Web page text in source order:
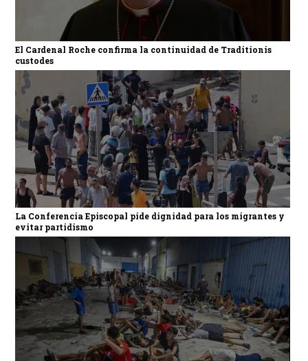
El Cardenal Roche confirma la continuidad de Traditionis
custodes
La Conferencia Episcopal pide dignidad para los migrantes y
evitar partidismo